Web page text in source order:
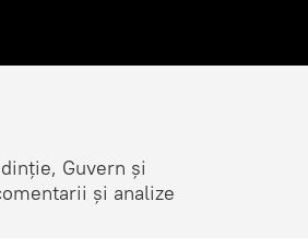
Guvern și
și analize